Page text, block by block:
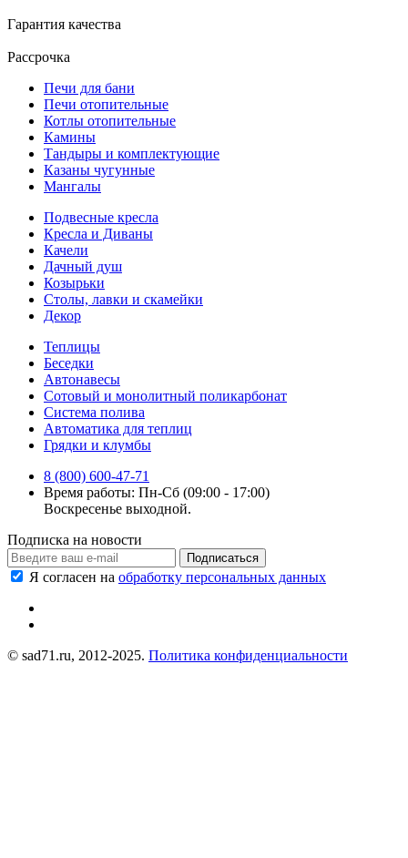
Гарантия качества
Рассрочка
Печи для бани
Печи отопительные
Котлы отопительные
Камины
Тандыры и комплектующие
Казаны чугунные
Мангалы
Подвесные кресла
Кресла и Диваны
Качели
Дачный душ
Козырьки
Столы, лавки и скамейки
Декор
Теплицы
Беседки
Автонавесы
Сотовый и монолитный поликарбонат
Система полива
Автоматика для теплиц
Грядки и клумбы
8 (800) 600-47-71
Время работы: Пн-Сб (09:00 - 17:00)
Воскресенье выходной.
Подписка на новости
Подписаться
Я согласен на обработку персональных данных
© sad71.ru, 2012-2025. Политика конфиденциальности